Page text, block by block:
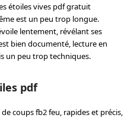
étoiles vives pdf gratuit
est un peu trop longue.
lentement, révélant ses
bien documenté, lecture en
un peu trop techniques.
pdf
coups fb2 feu, rapides et précis,